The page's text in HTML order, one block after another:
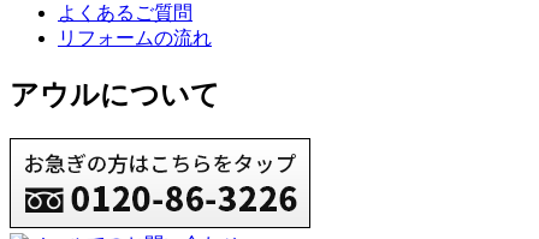
よくあるご質問
リフォームの流れ
アウルについて